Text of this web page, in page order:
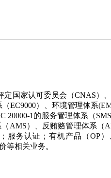
国家认可委员会（CNAS）
EC9000）、环境管理体系
20000-1的服务管理体系（
AMS）、反贿赂管理体系（
服务认证；有机产品（OP
等相关业务。